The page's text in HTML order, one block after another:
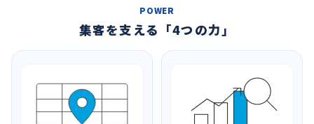
POWER
集客を支える「4つの力」